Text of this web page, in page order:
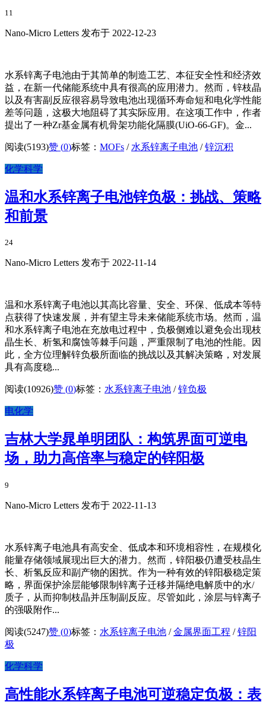
11
Nano-Micro Letters 发布于 2022-12-23
水系锌离子电池由于其简单的制造工艺、本征安全性和经济效
益，在新一代储能系统中具有很高的应用潜力。然而，锌枝晶
以及有害副反应很容易导致电池出现循环寿命短和电化学性能
差等问题，这极大地阻碍了其实际应用。在这项工作中，作者
提出了一种Zr基金属有机骨架功能化隔膜(UiO-66-GF)。金...
阅读(5193)赞 (0)标签： MOFs / 水系锌离子电池 /锌沉积
化学科学
温和水系锌离子电池锌负极：挑战、策略
和前景
24
Nano-Micro Letters 发布于 2022-11-14
温和水系锌离子电池以其高比容量、安全、环保、低成本等特
点获得了快速发展，并有望主导未来储能系统市场。然而，温
和水系锌离子电池在充放电过程中，负极侧难以避免会出现枝
晶生长、析氢和腐蚀等棘手问题，严重限制了电池的性能。因
此，全方位理解锌负极所面临的挑战以及其解决策略，对发展
具有高度稳...
阅读(10926)赞 (0)标签： 水系锌离子电池 /锌负极
电化学
吉林大学晁单明团队：构筑界面可逆电
场，助力高倍率与稳定的锌阳极
9
Nano-Micro Letters 发布于 2022-11-13
水系锌离子电池具有高安全、低成本和环境相容性，在规模化
能量存储领域展现出巨大的潜力。然而，锌阳极仍遭受枝晶生
长、析氢反应和副产物的困扰。作为一种有效的锌阳极稳定策
略，界面保护涂层能够限制锌离子迁移并隔绝电解质中的水/
质子，从而抑制枝晶并压制副反应。尽管如此，涂层与锌离子
的强吸附作...
阅读(5247)赞 (0)标签： 水系锌离子电池 /金属界面工程 /锌阳
极
化学科学
高性能水系锌离子电池可逆稳定负极：表